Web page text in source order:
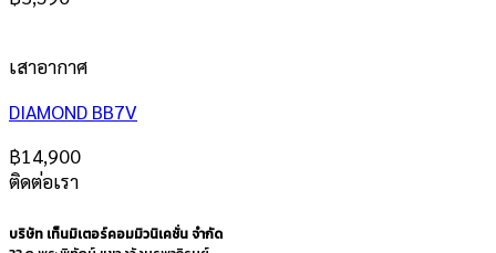
เสาอากาศ
DIAMOND BB7V
฿14,900
ติดต่อเรา
บริษัท เท็นมิเตอร์คอมมิวนิเคชั่น จำกัด